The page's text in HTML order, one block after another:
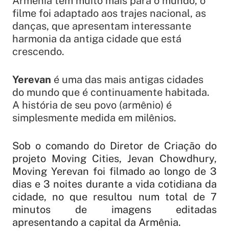
filme foi adaptado aos trajes nacional, as
danças, que apresentam interessante
harmonia da antiga cidade que está
crescendo.
Yerevan é uma das mais antigas cidades
do mundo que é continuamente habitada.
A história de seu povo (armênio) é
simplesmente medida em milênios.
Sob o comando do Diretor de Criação do
projeto Moving Cities, Jevan Chowdhury,
Moving Yerevan foi filmado ao longo de 3
dias e 3 noites durante a vida cotidiana da
cidade, no que resultou num total de 7
minutos de imagens editadas
apresentando a capital da Armênia.